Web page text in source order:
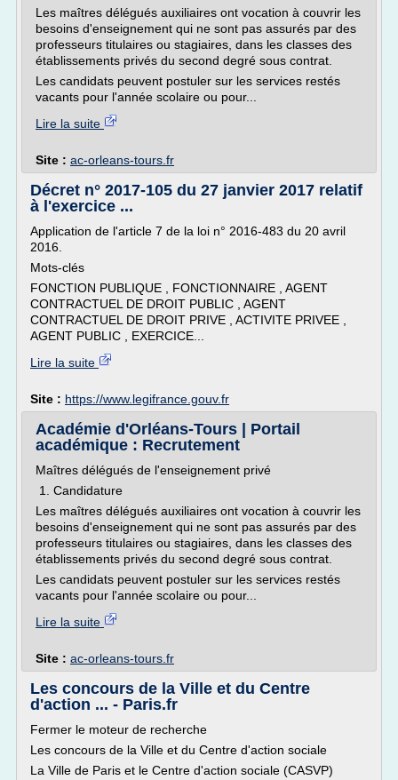
Les maîtres délégués auxiliaires ont vocation à couvrir les
besoins d'enseignement qui ne sont pas assurés par des
professeurs titulaires ou stagiaires, dans les classes des
établissements privés du second degré sous contrat.
Les candidats peuvent postuler sur les services restés
vacants pour l'année scolaire ou pour...
Lire la suite
Site : ac-orleans-tours.fr
Décret n° 2017-105 du 27 janvier 2017 relatif
à l'exercice ...
Application de l'article 7 de la loi n° 2016-483 du 20 avril
2016.
Mots-clés
FONCTION PUBLIQUE , FONCTIONNAIRE , AGENT
CONTRACTUEL DE DROIT PUBLIC , AGENT
CONTRACTUEL DE DROIT PRIVE , ACTIVITE PRIVEE ,
AGENT PUBLIC , EXERCICE...
Lire la suite
Site : https://www.legifrance.gouv.fr
Académie d'Orléans-Tours | Portail
académique : Recrutement
Maîtres délégués de l'enseignement privé
1. Candidature
Les maîtres délégués auxiliaires ont vocation à couvrir les
besoins d'enseignement qui ne sont pas assurés par des
professeurs titulaires ou stagiaires, dans les classes des
établissements privés du second degré sous contrat.
Les candidats peuvent postuler sur les services restés
vacants pour l'année scolaire ou pour...
Lire la suite
Site : ac-orleans-tours.fr
Les concours de la Ville et du Centre
d'action ... - Paris.fr
Fermer le moteur de recherche
Les concours de la Ville et du Centre d'action sociale
La Ville de Paris et le Centre d'action sociale (CASVP)